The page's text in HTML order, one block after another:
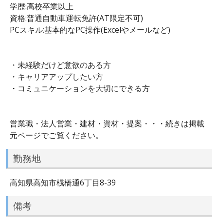
学歴:高校卒業以上
資格:普通自動車運転免許(AT限定不可)
PCスキル:基本的なPC操作(Excelやメールなど)
・未経験だけど意欲のある方
・キャリアアップしたい方
・コミュニケーションを大切にできる方
営業職・法人営業・建材・資材・提案・・・続きは掲載
元ページでご覧ください。
勤務地
高知県高知市桟橋通6丁目8-39
備考